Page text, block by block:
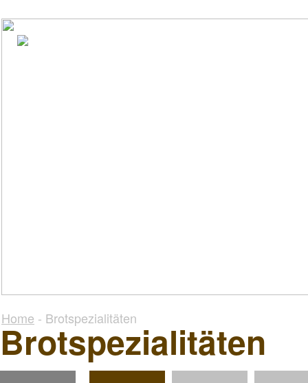
Home - Brotspezialitäten
Brotspezialitäten